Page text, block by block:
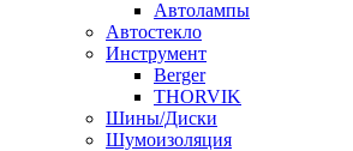
Автолампы
Автостекло
Инструмент
Berger
THORVIK
Шины/Диски
Шумоизоляция